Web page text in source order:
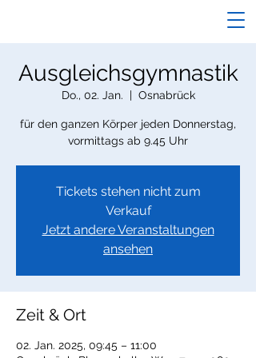
Ausgleichsgymnastik
Do., 02. Jan.
  |
Osnabrück
für den ganzen Körper jeden Donnerstag,
vormittags ab 9.45 Uhr
Tickets stehen nicht zum
Verkauf
Jetzt andere Veranstaltungen
ansehen
Zeit & Ort
02. Jan. 2025, 09:45 – 11:00